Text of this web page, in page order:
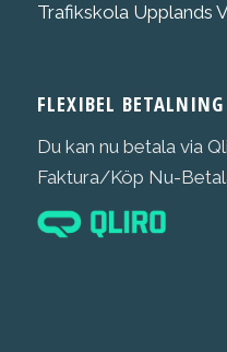
Trafikskola Upplands
FLEXIBEL
Du kan nu betala via
Faktura/Köp Nu-